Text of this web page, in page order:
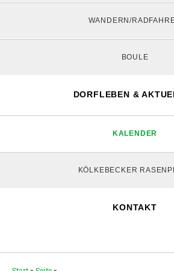
WANDERN/
BOULE
DORFLEBEN &
KALENDER
KÖLKEBECKER
KONTAKT